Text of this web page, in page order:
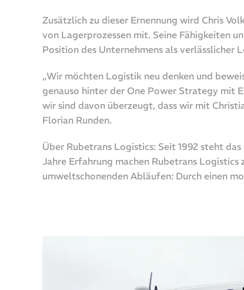
Zusätzlich zu dieser Ernennung wird Chris
von Lagerprozessen mit. Seine Fähigkeiten
Position des Unternehmens als
„Wir möchten Logistik neu denken und
genauso hinter der One Power Strategy mit
wir sind davon überzeugt, dass wir mit
Florian Runden.
Über Rubetrans Logistics: Seit 1992 steht
Jahre Erfahrung machen Rubetrans
umweltschonenden Abläufen: Durch einen